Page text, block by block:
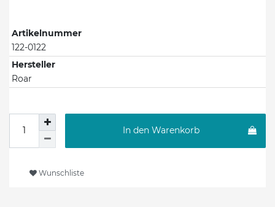
Artikelnummer
122-0122
Hersteller
Roar
In den Warenkorb
Wunschliste